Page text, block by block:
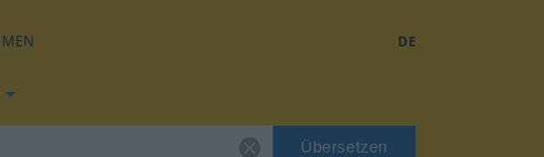
DE
Übersetzen